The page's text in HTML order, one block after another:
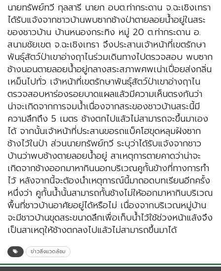
นายทรัพย์ทวี กุลสารี นายก อบต.ท่ากระดาน จ.ฉะเชิงเทรา
ได้รับแจ้งจากชาวบ้านพบซากช้างป่าตายลอยน้ำอยู่ในสระ
ของชาวบ้าน บ้านหนองกระทิง หมู่ 20 ต.ท่ากระดาน อ.
สนามชัยเขต จ.ฉะเชิงเทรา จึงประสานเจ้าหน้าที่เขตรักษา
พันธุ์สัตว์ป่าเขาอ่างฤาไนร่วมเดินทางไปตรวจสอบ พบซาก
ช้างนอนตายลอยน้ำอยู่กลางสระสภาพศพเน่าเปื่อยส่งกลิ่น
เหม็นไปทั่ว เจ้าหน้าที่เขตรักษาพันธุ์สัตว์ป่าเขาอ่างฤาไน
ตรวจสอบหาร่องรอยบาดแผลแล้วมีความเห็นตรงกันว่า
น่าจะเกิดจากการจมน้ำเนื่องจากสระของชาวบ้านสระนี้มี
ความลึกถึง 5 เมตร ช้างตกไปแล้วไม่สามารถจะขึ้นมาเอง
ได้ จากนั้นเจ้าหน้าที่ประสานขอรถแบ็คโฮขุดหลุมฝังซาก
ช้างไว้ในป่า ส่วนนายทรัพย์ทวี ระบุว่าได้รับแจ้งจากชาว
บ้านว่าพบช้างตายลอยน้ำอยู่ สาเหตุการตายคาดว่าน่าจะ
เกิดจากช้างออกมาหากินนอกบริเวณคูกั้นข้างที่ทางการทำ
ไว้ หลังจากนี้จะต้องนำเหตุการณ์นี้มาถอดบทเรียนอีกครั้ง
หนึ่งว่า คูกั้นน้ำนั้นสามารถกั้นช้างไม่ให้ออกมาหากินบริเวณ
พื้นที่ชาวบ้านอาศัยอยู่ได้หรือไม่ เนื่องจากบริเวณหมู่บ้าน
จะมีชาวบ้านขุดสระขนาดลึกเพื่อเก็บน้ำไว้ใช้ช่วงหน้าแล้งจึง
เป็นสาเหตุให้ช้างตกลงไปแล้วไม่สามารถขึ้นมาได้
ข่าวสิ่งแวดล้อม